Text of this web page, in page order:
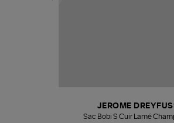
JEROME
Sac Bobi S Cuir Lamé